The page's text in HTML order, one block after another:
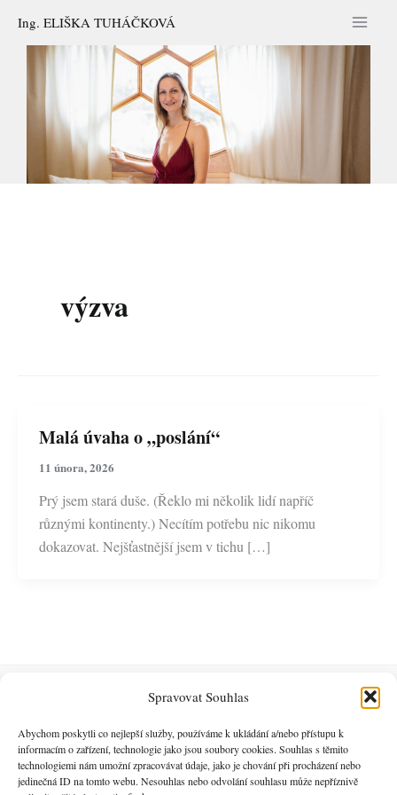
Spravovat Souhlas
Abychom poskytli co nejlepší služby, používáme k ukládání a/nebo přístupu k
informacím o zařízení, technologie jako jsou soubory cookies. Souhlas s těmito
technologiemi nám umožní zpracovávat údaje, jako je chování při procházení nebo
jedinečná ID na tomto webu. Nesouhlas nebo odvolání souhlasu může nepříznivě
Ing. ELIŠKA TUHÁČKOVÁ
výzva
Malá úvaha o „poslání“
11 února, 2026
Prý jsem stará duše. (Řeklo mi několik lidí napříč
různými kontinenty.) Necítím potřebu nic nikomu
dokazovat. Nejšťastnější jsem v tichu […]
Tantra, vědomý dotek, osobní rozvoj, jóga, kakaové
ceremonie.